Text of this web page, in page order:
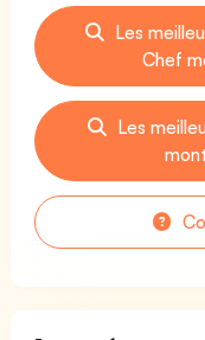
Les
Chef
Les